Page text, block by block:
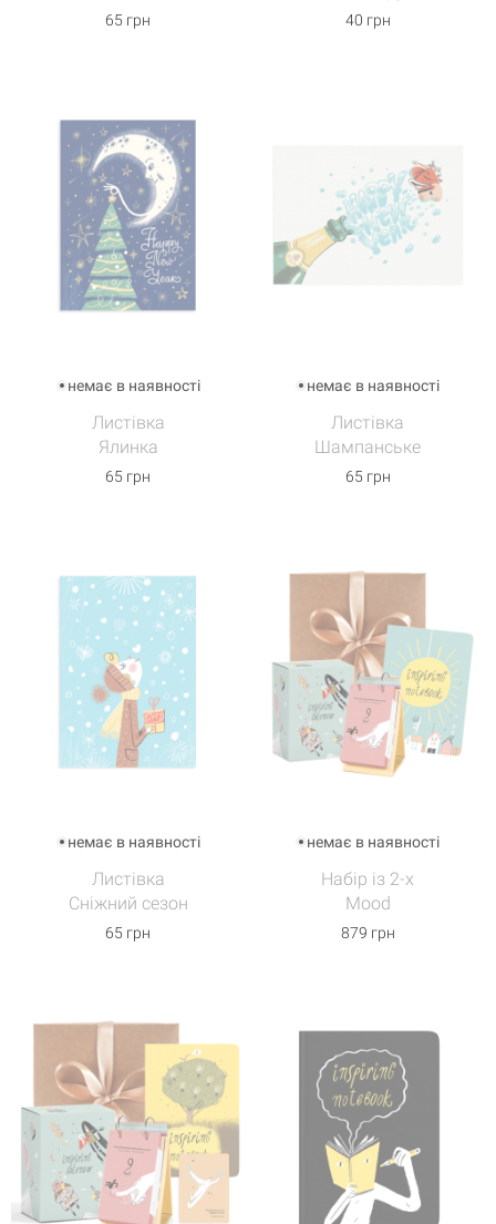
65 грн 40 грн
немає в наявності
Листівка
Ялинка
65 грн
немає в наявності
Листівка
Шампанське
65 грн
немає в наявності
Листівка
Сніжний сезон
65 грн
немає в наявності
Набір із 2-х
Mood
879 грн